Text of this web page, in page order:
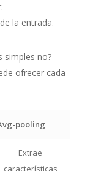
la entrada.
simples no?
ofrecer cada
pooling
Extrae
características